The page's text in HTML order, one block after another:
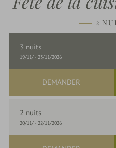
Rebstock
minute
Offres
Délices
2
3 nuits
19/11/ - 23/11/2026
DEMANDER
2 nuits
20/11/ - 22/11/2026